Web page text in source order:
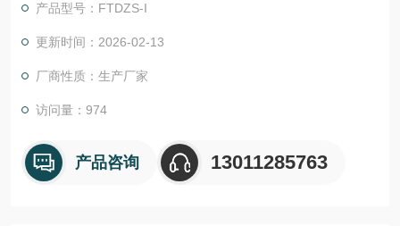
产品型号：FTDZS-I
更新时间：2026-02-13
厂商性质：生产厂家
访问量：974
产品咨询 13011285763